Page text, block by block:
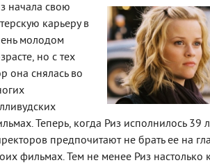
начала свою
карьеру в
молодом
но с тех
она снялась во
Теперь, когда Риз исполнилось 39
предпочитают не брать ее на
фильмах. Тем не менее Риз настолько